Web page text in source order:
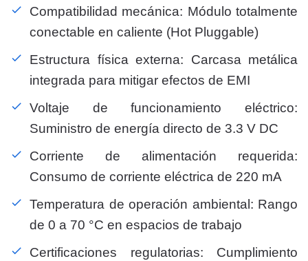
Compatibilidad mecánica: Módulo totalmente
conectable en caliente (Hot Pluggable)
Estructura física externa: Carcasa metálica
integrada para mitigar efectos de EMI
Voltaje de funcionamiento eléctrico:
Suministro de energía directo de 3.3 V DC
Corriente de alimentación requerida:
Consumo de corriente eléctrica de 220 mA
Temperatura de operación ambiental: Rango
de 0 a 70 °C en espacios de trabajo
Certificaciones regulatorias: Cumplimiento